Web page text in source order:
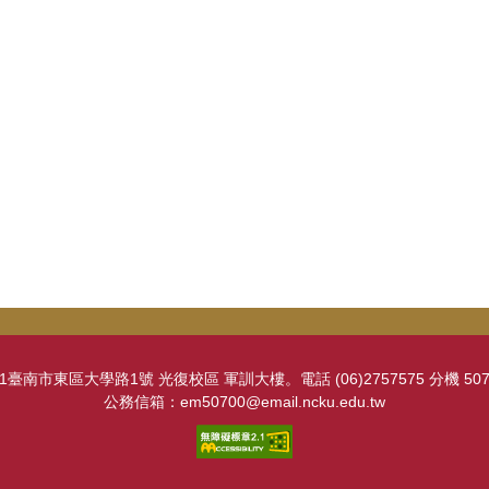
南市東區大學路1號 光復校區 軍訓大樓。電話 (06)2757575 分機
公務信箱：em50700@email.ncku.edu.tw